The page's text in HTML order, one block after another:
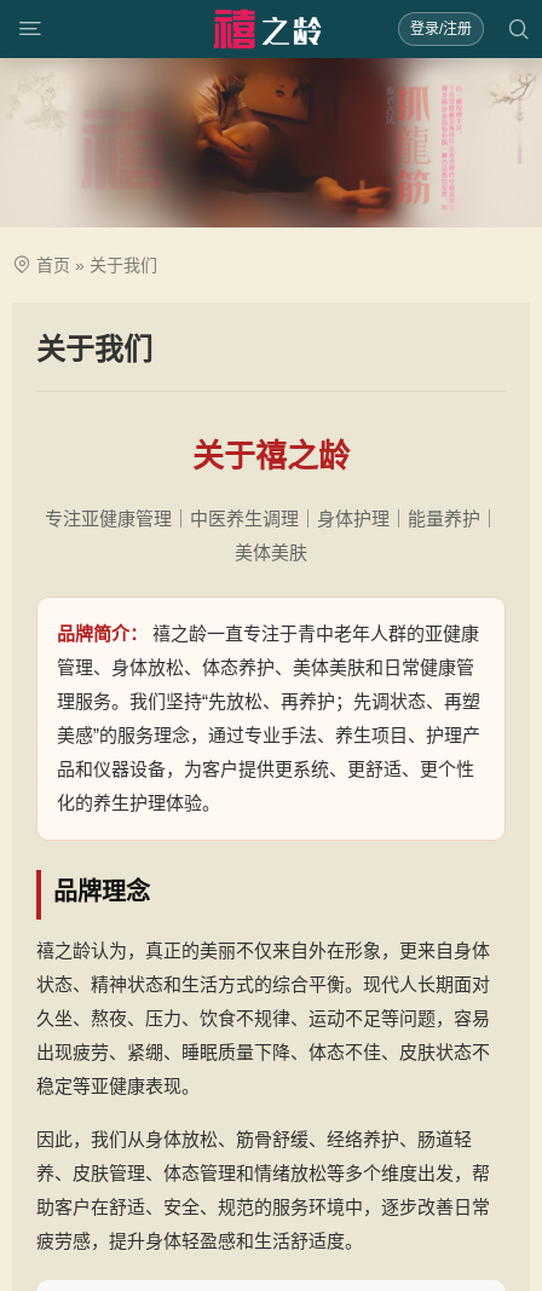
登录/注册
首页 » 关于我们
关于我们
关于禧之龄
专注亚健康管理｜中医养生调理｜身体护理｜能量养护｜
美体美肤
品牌简介：
禧之龄一直专注于青中老年人群的亚健康
管理、身体放松、体态养护、美体美肤和日常健康管
理服务。我们坚持“先放松、再养护；先调状态、再塑
美感”的服务理念，通过专业手法、养生项目、护理产
品和仪器设备，为客户提供更系统、更舒适、更个性
化的养生护理体验。
品牌理念
禧之龄认为，真正的美丽不仅来自外在形象，更来自身体
状态、精神状态和生活方式的综合平衡。现代人长期面对
久坐、熬夜、压力、饮食不规律、运动不足等问题，容易
出现疲劳、紧绷、睡眠质量下降、体态不佳、皮肤状态不
稳定等亚健康表现。
因此，我们从身体放松、筋骨舒缓、经络养护、肠道轻
养、皮肤管理、体态管理和情绪放松等多个维度出发，帮
助客户在舒适、安全、规范的服务环境中，逐步改善日常
疲劳感，提升身体轻盈感和生活舒适度。